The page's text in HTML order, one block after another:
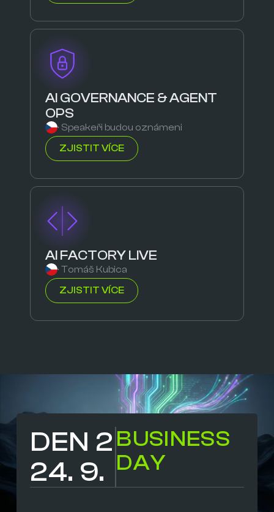
AI GOVERNANCE & AGENT
OPS
· Speakeři budou oznámeni
ZJISTIT VÍCE
AI FACTORY LIVE
· Tomáš Kubica
ZJISTIT VÍCE
DEN 2
24. 9.
BUSINESS
DAY